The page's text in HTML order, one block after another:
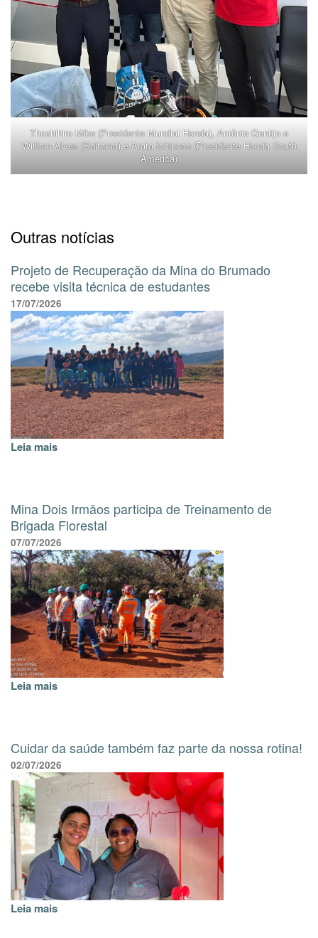
Thoshihiro Mibe (Presidente Mundial Honda), Antônio Gontijo e
William Alves (Saitama) e Arata Ichinose (Presidente Honda South
America)
Outras notícias
Projeto de Recuperação da Mina do Brumado
recebe visita técnica de estudantes
17/07/2026
Leia mais
Mina Dois Irmãos participa de Treinamento de
Brigada Florestal
07/07/2026
Leia mais
Cuidar da saúde também faz parte da nossa rotina!
02/07/2026
Leia mais